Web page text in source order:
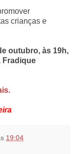
crianças e
outubro, às 19h,
Fradique
19:04